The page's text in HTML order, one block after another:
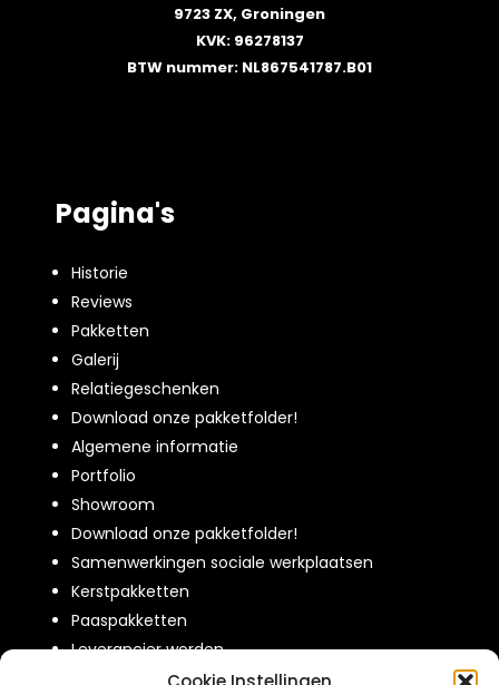
9723 ZX, Groningen
KVK: 96278137
BTW nummer: NL867541787.B01
Pagina's
Historie
Reviews
Pakketten
Galerij
Relatiegeschenken
Download onze pakketfolder!
Algemene informatie
Portfolio
Showroom
Download onze pakketfolder!
Samenwerkingen sociale werkplaatsen
Kerstpakketten
Paaspakketten
Leverancier worden